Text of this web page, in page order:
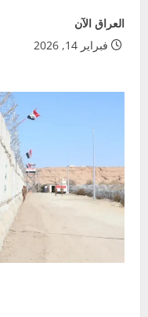
العراق الآن
فبراير 14, 2026